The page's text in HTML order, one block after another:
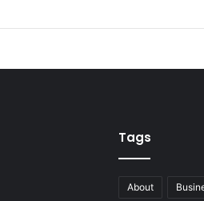
Tags
About